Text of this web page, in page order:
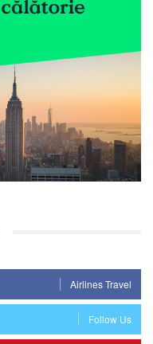
Airlines Travel
Follow Us